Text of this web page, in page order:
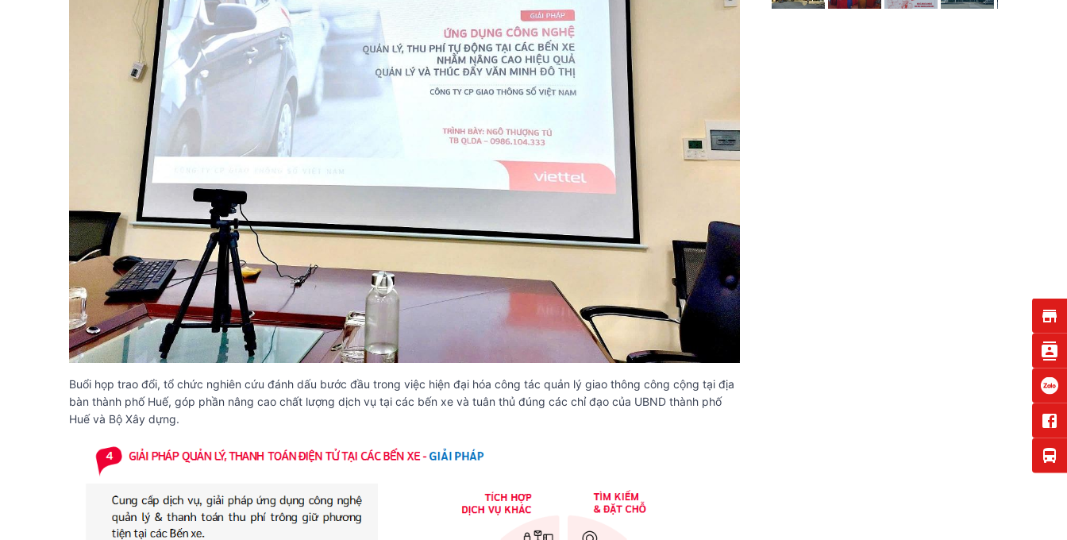
Buổi họp trao đổi, tổ chức nghiên cứu đánh dấu bước đầu trong việc hiện đại hóa công tác quản lý giao thông công cộng tại địa
bàn thành phố Huế, góp phần nâng cao chất lượng dịch vụ tại các bến xe và tuân thủ đúng các chỉ đạo của UBND thành phố
Huế và Bộ Xây dựng.